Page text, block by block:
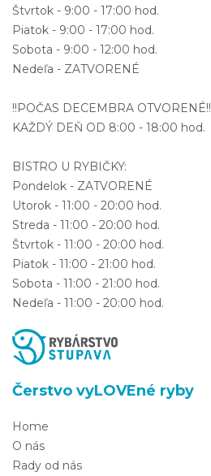
Štvrtok - 9:00 - 17:00 hod.
Piatok - 9:00 - 17:00 hod.
Sobota - 9:00 - 12:00 hod.
Nedeľa - ZATVORENÉ
!!POČAS DECEMBRA OTVORENÉ!!
KAŽDÝ DEŇ OD 8:00 - 18:00 hod.
BISTRO U RYBIČKY:
Pondelok - ZATVORENÉ
Utorok - 11:00 - 20:00 hod.
Streda - 11:00 - 20:00 hod.
Štvrtok - 11:00 - 20:00 hod.
Piatok - 11:00 - 21:00 hod.
Sobota - 11:00 - 21:00 hod.
Nedeľa - 11:00 - 20:00 hod.
Čerstvo vyLOVEné ryby
Home
O nás
Rady od nás